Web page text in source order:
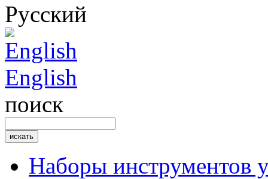
Русский
English
поиск
Наборы инструментов